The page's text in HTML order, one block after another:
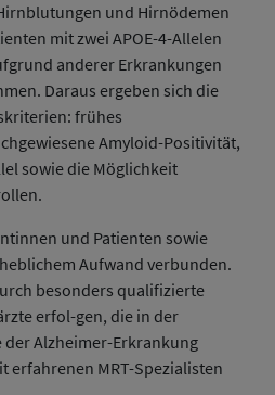
und Hirnödemen
mit zwei APOE-4-Allelen
anderer Erkrankungen
Daraus ergeben sich die
frühes
Amyloid-Positivität,
sowie die Möglichkeit
und Patienten sowie
Aufwand verbunden.
besonders qualifizierte
erfol-gen, die in der
Alzheimer-Erkrankung
erfahrenen MRT-Spezialisten